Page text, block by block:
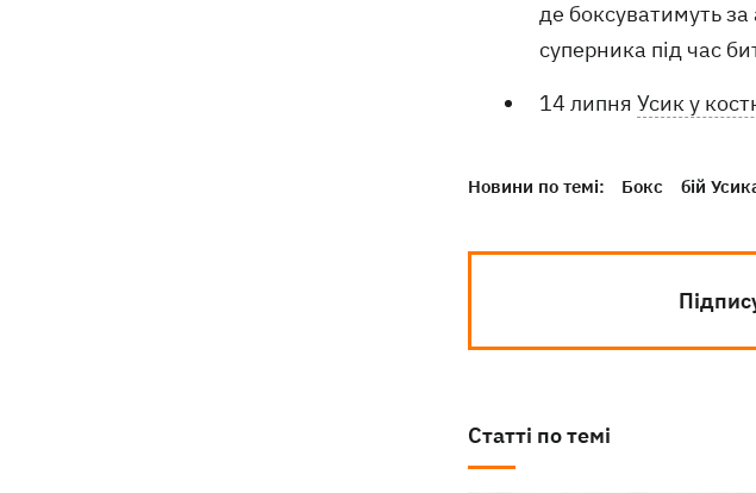
де боксуватимуть
суперника під час
14 липня Усик у
Новини по темі: Бокс бій
Статті по темі